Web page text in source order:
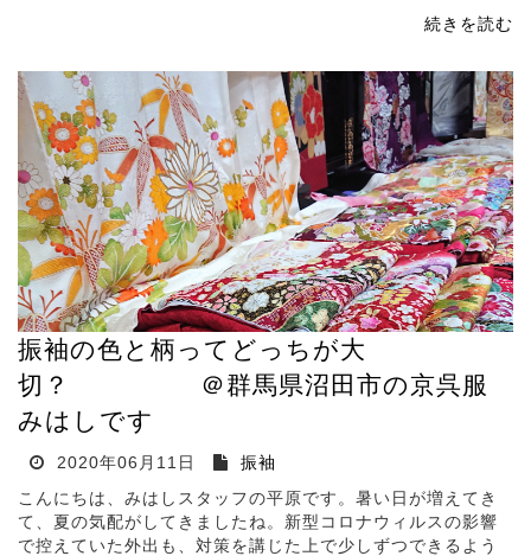
続きを読む
振袖の色と柄ってどっちが大
切？ ＠群馬県沼田市の京呉服
みはしです
2020年06月11日
振袖
こんにちは、みはしスタッフの平原です。暑い日が増えてき
て、夏の気配がしてきましたね。新型コロナウィルスの影響
で控えていた外出も、対策を講じた上で少しずつできるよう